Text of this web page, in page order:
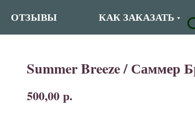
ОТЗЫВЫ КАК ЗАКАЗАТЬ
Summer Breeze / Саммер
500,00 р.